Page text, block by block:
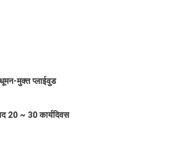
मुक्त प्लाईवुड
20 ~ 30 कार्यदिवस